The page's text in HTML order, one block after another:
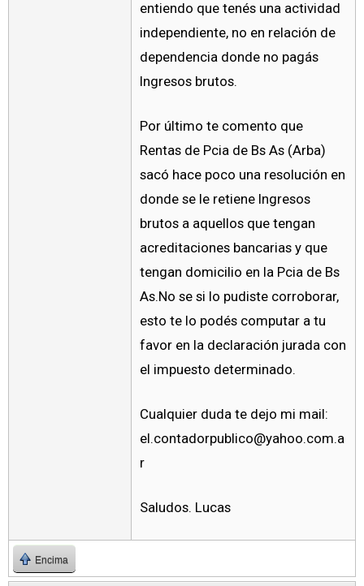
entiendo que tenés una actividad
independiente, no en relación de
dependencia donde no pagás
Ingresos brutos.
Por último te comento que
Rentas de Pcia de Bs As (Arba)
sacó hace poco una resolución en
donde se le retiene Ingresos
brutos a aquellos que tengan
acreditaciones bancarias y que
tengan domicilio en la Pcia de Bs
As.No se si lo pudiste corroborar,
esto te lo podés computar a tu
favor en la declaración jurada con
el impuesto determinado.
Cualquier duda te dejo mi mail:
el.contadorpublico@yahoo.com.a
r
Saludos. Lucas
Encima